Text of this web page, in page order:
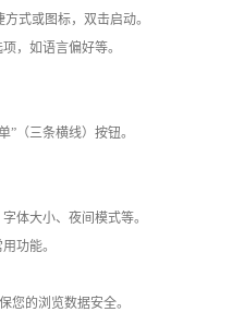
式或图标，双击启动。
，如语言偏好等。
”（三条横线）按钮。
体大小、夜间模式等。
功能。
您的浏览数据安全。